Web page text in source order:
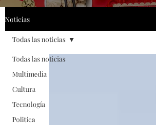
Noticias
Todas las noticias
Multimedia
Cultura
Tecnología
Politica
Todas las noticias